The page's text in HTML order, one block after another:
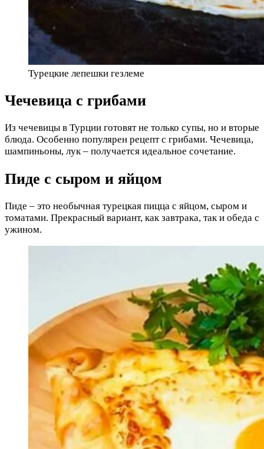
Турецкие лепешки гезлеме
Чечевица с грибами
Из чечевицы в Турции готовят не только супы, но и вторые
блюда. Особенно популярен рецепт с грибами. Чечевица,
шампиньоны, лук – получается идеальное сочетание.
Пиде с сыром и яйцом
Пиде – это необычная турецкая пицца с яйцом, сыром и
томатами. Прекрасный вариант, как завтрака, так и обеда с
ужином.